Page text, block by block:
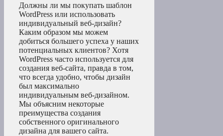
Должны ли мы покупать шаблон
WordPress или использовать
индивидуальный веб-дизайн?
Каким образом мы можем
добиться большего успеха у наших
потенциальных клиентов? Хотя
WordPress часто используется для
создания веб-сайта, правда в том,
что всегда удобно, чтобы дизайн
был максимально
индивидуальным веб-дизайном.
Мы объясним некоторые
преимущества создания
собственного оригинального
дизайна для вашего сайта.